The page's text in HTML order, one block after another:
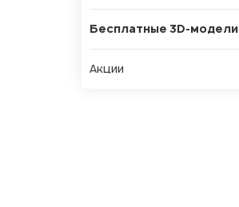
Бесплатные 3D-модели
Акции